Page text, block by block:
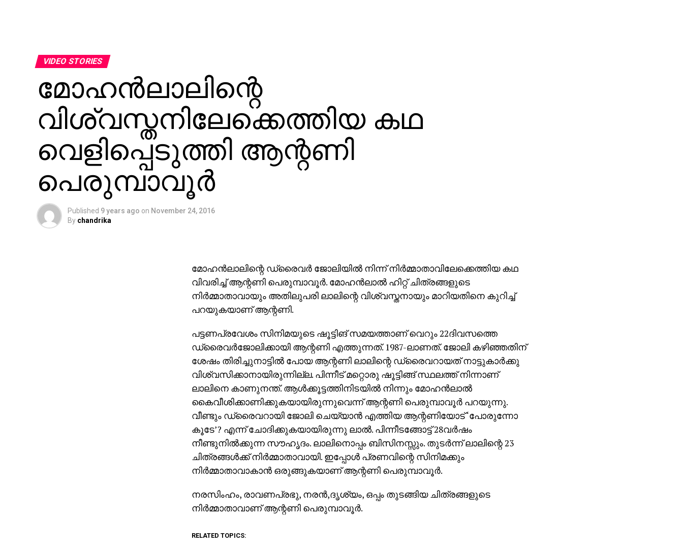
VIDEO STORIES
മോഹന്‍ലാലിന്റെ
വിശ്വസ്തനിലേക്കെത്തിയ കഥ
വെളിപ്പെടുത്തി ആന്റണി
പെരുമ്പാവൂര്‍
Published 9 years ago on November 24, 2016
By chandrika
മോഹന്‍ലാലിന്റെ ഡ്രൈവര്‍ ജോലിയില്‍ നിന്ന് നിര്‍മ്മാതാവിലേക്കെത്തിയ കഥ
വിവരിച്ച് ആന്റണി പെരുമ്പാവൂര്‍. മോഹന്‍ലാല്‍ ഹിറ്റ് ചിത്രങ്ങളുടെ
നിര്‍മ്മാതാവായും അതിലുപരി ലാലിന്റെ വിശ്വസ്തനായും മാറിയതിനെ കുറിച്ച്
പറയുകയാണ് ആന്റണി.
പട്ടണപ്രവേശം സിനിമയുടെ ഷൂട്ടിങ് സമയത്താണ് വെറും 22ദിവസത്തെ
ഡ്രൈവര്‍ജോലിക്കായി ആന്റണി എത്തുന്നത്. 1987-ലാണത്. ജോലി കഴിഞ്ഞതിന്
ശേഷം തിരിച്ചുനാട്ടില്‍ പോയ ആന്റണി ലാലിന്റെ ഡ്രൈവറായത് നാട്ടുകാര്‍ക്കു
വിശ്വസിക്കാനായിരുന്നില്ല. പിന്നീട് മറ്റൊരു ഷൂട്ടിങ്ങ് സ്ഥലത്ത് നിന്നാണ്
ലാലിനെ കാണുനന്ത്. ആള്‍ക്കൂട്ടത്തിനിടയില്‍ നിന്നും മോഹന്‍ലാല്‍
കൈവീശിക്കാണിക്കുകയായിരുന്നുവെന്ന് ആന്റണി പെരുമ്പാവൂര്‍ പറയുന്നു.
വീണ്ടും ഡ്രൈവറായി ജോലി ചെയ്യാന്‍ എത്തിയ ആന്റണിയോട് ‘പോരുന്നോ
കൂടേ’? എന്ന് ചോദിക്കുകയായിരുന്നു ലാല്‍. പിന്നീടങ്ങോട്ട് 28വര്‍ഷം
നീണ്ടുനില്‍ക്കുന്ന സൗഹൃദം. ലാലിനൊപ്പം ബിസിനസ്സും. തുടര്‍ന്ന് ലാലിന്റെ 23
ചിത്രങ്ങള്‍ക്ക് നിര്‍മ്മാതാവായി. ഇപ്പോള്‍ പ്രണവിന്റെ സിനിമക്കും
നിര്‍മ്മാതാവാകാന്‍ ഒരുങ്ങുകയാണ് ആന്റണി പെരുമ്പാവൂര്‍.
നരസിംഹം, രാവണപ്രഭു, നരന്‍,ദൃശ്യം, ഒപ്പം തുടങ്ങിയ ചിത്രങ്ങളുടെ
നിര്‍മ്മാതാവാണ് ആന്റണി പെരുമ്പാവൂര്‍.
RELATED TOPICS: